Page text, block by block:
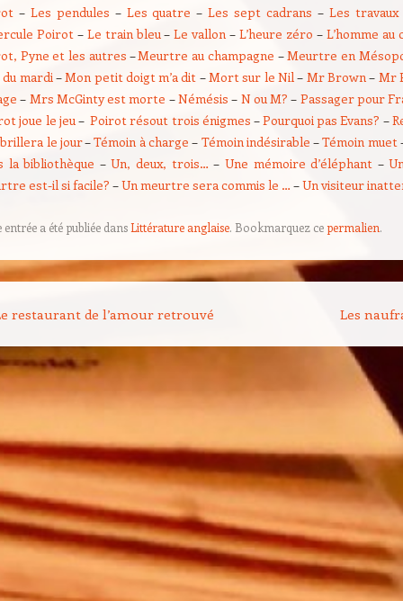
– Les pendules – Les quatre–Les sept cadrans – Les travaux
Poirot –Le train bleu–Le vallon –L’heure zéro –L’homme
Pyne et les autres –Meurtre au champagne –Meurtre en
du mardi–Mon petit doigt m’a dit –Mort sur le Nil– Mr Brown– Mr
– Mrs McGinty est morte –Némésis – N ou M? – Passager pour
joue le jeu–Poirot résout trois énigmes –Pourquoi pas Evans? –
le jour–Témoin à charge – Témoin indésirable –Témoin muet
la bibliothèque –Un, deux, trois… – Une mémoire d’éléphant –
est-il si facile? –Un meurtre sera commis le … –Un visiteur
entrée a été publiée dansLittérature anglaise. Bookmarquez cepermalien.
restaurant de l’amour retrouvé
Les